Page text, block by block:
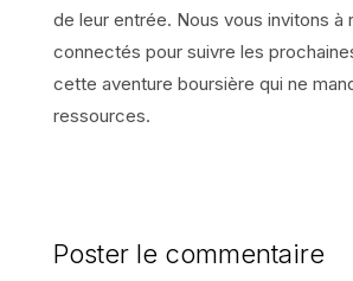
de leur entrée. Nous vous invitons à
connectés pour suivre les
cette aventure boursière qui ne
ressources.
Poster le commentaire